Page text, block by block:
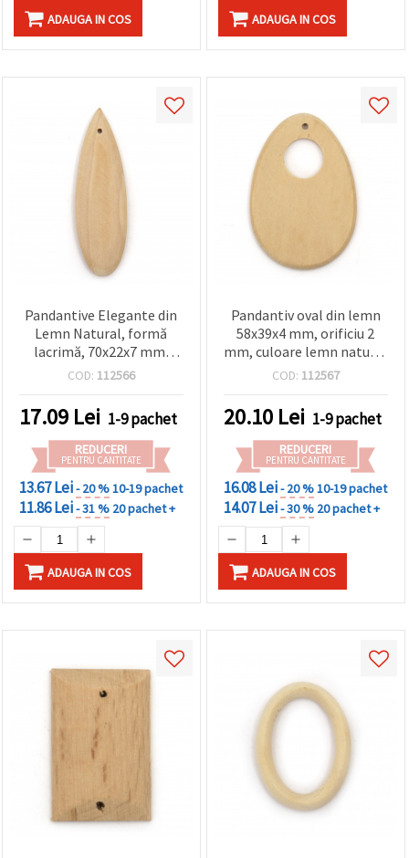
ADAUGA IN COS ADAUGA IN COS
Pandantive Elegante din
Lemn Natural, formă
lacrimă, 70x22x7 mm,
gaură 2 mm – Set de 2
handmade și proiecte DIY
hobby & craft
COD: 112566
17.09 Lei 1-9 pachet
REDUCERI
PENTRU CANTITATE
13.67 Lei- 20 %10-19 pachet
11.86 Lei- 31 % 20 pachet +
ADAUGA IN COS
Pandantiv oval din lemn
58x39x4 mm, orificiu 2
mm, culoare lemn natural
– set 3 bucăți
COD: 112567
20.10 Lei 1-9 pachet
REDUCERI
PENTRU CANTITATE
16.08 Lei- 20 %10-19 pachet
14.07 Lei- 30 % 20 pachet +
ADAUGA IN COS